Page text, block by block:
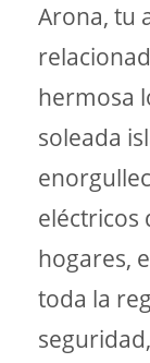
Arona, tu
hermosa
soleada
eléctricos
hogares,
toda la